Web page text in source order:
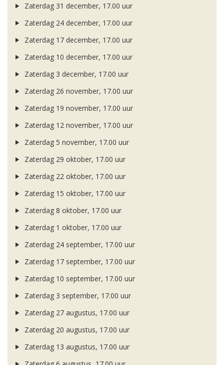
Zaterdag 31 december, 17.00 uur
Zaterdag 24 december, 17.00 uur
Zaterdag 17 december, 17.00 uur
Zaterdag 10 december, 17.00 uur
Zaterdag 3 december, 17.00 uur
Zaterdag 26 november, 17.00 uur
Zaterdag 19 november, 17.00 uur
Zaterdag 12 november, 17.00 uur
Zaterdag 5 november, 17.00 uur
Zaterdag 29 oktober, 17.00 uur
Zaterdag 22 oktober, 17.00 uur
Zaterdag 15 oktober, 17.00 uur
Zaterdag 8 oktober, 17.00 uur
Zaterdag 1 oktober, 17.00 uur
Zaterdag 24 september, 17.00 uur
Zaterdag 17 september, 17.00 uur
Zaterdag 10 september, 17.00 uur
Zaterdag 3 september, 17.00 uur
Zaterdag 27 augustus, 17.00 uur
Zaterdag 20 augustus, 17.00 uur
Zaterdag 13 augustus, 17.00 uur